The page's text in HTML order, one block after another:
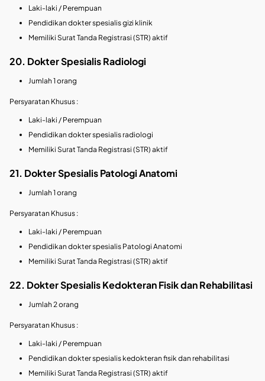
Laki-laki / Perempuan
Pendidikan dokter spesialis gizi klinik
Memiliki Surat Tanda Registrasi (STR) aktif
20. Dokter Spesialis Radiologi
Jumlah 1 orang
Persyaratan Khusus :
Laki-laki / Perempuan
Pendidikan dokter spesialis radiologi
Memiliki Surat Tanda Registrasi (STR) aktif
21. Dokter Spesialis Patologi Anatomi
Jumlah 1 orang
Persyaratan Khusus :
Laki-laki / Perempuan
Pendidikan dokter spesialis Patologi Anatomi
Memiliki Surat Tanda Registrasi (STR) aktif
22. Dokter Spesialis Kedokteran Fisik dan Rehabilitasi
Jumlah 2 orang
Persyaratan Khusus :
Laki-laki / Perempuan
Pendidikan dokter spesialis kedokteran fisik dan rehabilitasi
Memiliki Surat Tanda Registrasi (STR) aktif